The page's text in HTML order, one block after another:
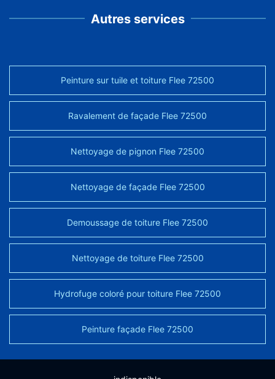
Autres services
Peinture sur tuile et toiture Flee 72500
Ravalement de façade Flee 72500
Nettoyage de pignon Flee 72500
Nettoyage de façade Flee 72500
Demoussage de toiture Flee 72500
Nettoyage de toiture Flee 72500
Hydrofuge coloré pour toiture Flee 72500
Peinture façade Flee 72500